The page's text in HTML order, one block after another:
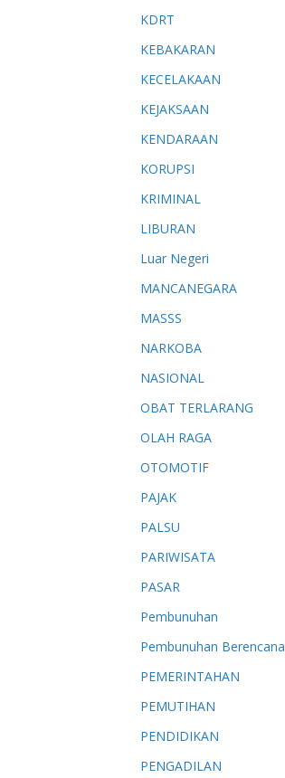
KDRT
KEBAKARAN
KECELAKAAN
KEJAKSAAN
KENDARAAN
KORUPSI
KRIMINAL
LIBURAN
Luar Negeri
MANCANEGARA
MASSS
NARKOBA
NASIONAL
OBAT TERLARANG
OLAH RAGA
OTOMOTIF
PAJAK
PALSU
PARIWISATA
PASAR
Pembunuhan
Pembunuhan Berencana
PEMERINTAHAN
PEMUTIHAN
PENDIDIKAN
PENGADILAN